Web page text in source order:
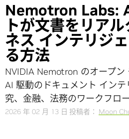
Nemotron Labs:
トが文書をリア
ネス インテリジ
る方法
NVIDIA Nemotron のオープン
AI 駆動のドキュメント イン
究、金融、法務のワークフロ
2026 年 02 月 13 日 投稿者： Moon